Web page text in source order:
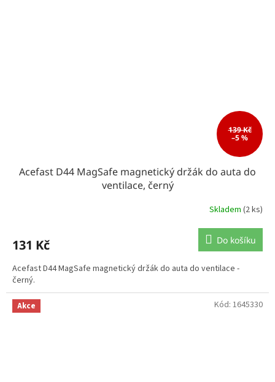
139 Kč
–5 %
Acefast D44 MagSafe magnetický držák do auta do
ventilace, černý
Skladem (2 ks)
131 Kč Do košíku
Acefast D44 MagSafe magnetický držák do auta do ventilace -
černý.
Akce Kód: 1645330